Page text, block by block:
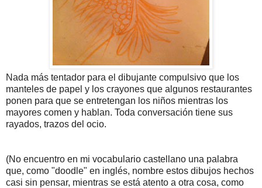
Nada más tentador para el dibujante compulsivo que los
manteles de papel y los crayones que algunos restaurantes
ponen para que se entretengan los niños mientras los
mayores comen y hablan. Toda conversación tiene sus
rayados, trazos del ocio.
(No encuentro en mi vocabulario castellano una palabra
que, como "doodle" en inglés, nombre estos dibujos hechos
casi sin pensar, mientras se está atento a otra cosa, como